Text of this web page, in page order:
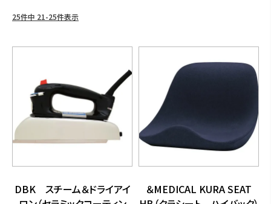
25件中 21-25件表示
DBK スチーム＆ドライアイ
＆MEDICAL KURA SEAT